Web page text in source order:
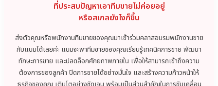
ที่ประสบปัญหาเอาทีมขายไม่ค่อยอยู่
หรือสเกลยังไงก็ขึ้น
ส่งตัวคุณหรือพนักงานทีมขายของคุณมาเข้าร่วมคลาสอบรมพนักงานขาย
กับแบมได้เลยค่ะ แบมจะพาทีมขายของคุณเรียนรู้เทคนิคการขาย พัฒนา
ทักษะการขาย และปลดล็อกศักยภาพภายใน เพื่อให้สามารถเข้าถึงความ
ต้องการของลูกค้า ปิดการขายได้อย่างมั่นใจ และสร้างความก้าวหน้าให้